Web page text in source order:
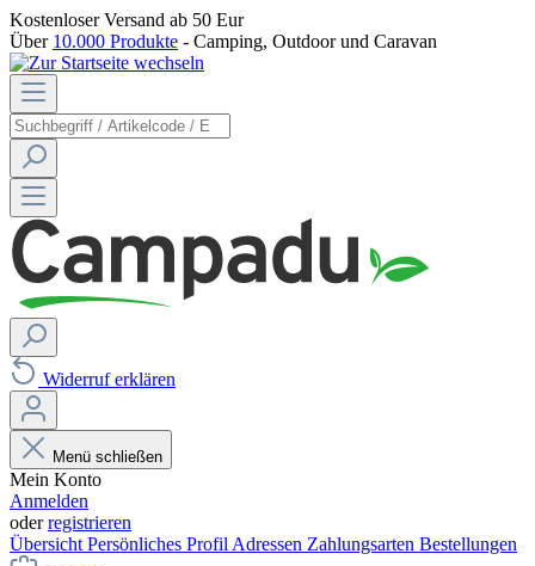
Kostenloser Versand ab 50 Eur
Über 10.000 Produkte - Camping, Outdoor und Caravan
Widerruf erklären
Menü schließen
Mein Konto
Anmelden
oderregistrieren
Übersicht Persönliches Profil Adressen Zahlungsarten Bestellungen